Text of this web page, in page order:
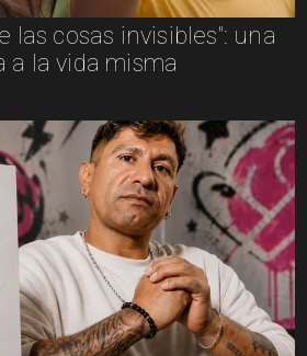
las cosas invisibles": una
a la vida misma